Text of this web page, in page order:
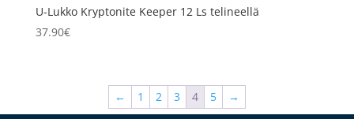
U-Lukko Kryptonite Keeper 12 Ls telineellä
37.90€
← 1 2 3 4 5 →